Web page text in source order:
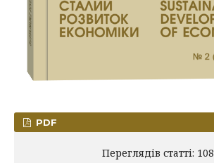
PDF
Переглядів статті: 108